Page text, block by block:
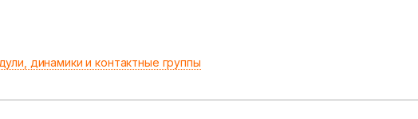
динамики и контактные группы